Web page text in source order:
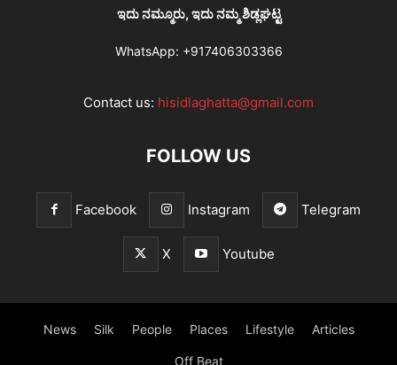
ಇದು ನಮ್ಮೂರು, ಇದು ನಮ್ಮ ಶಿಡ್ಲಘಟ್ಟ
WhatsApp: +917406303366
Contact us: hisidlaghatta@gmail.com
FOLLOW US
Facebook Instagram Telegram
X Youtube
News Silk People Places Lifestyle Articles
Off Beat